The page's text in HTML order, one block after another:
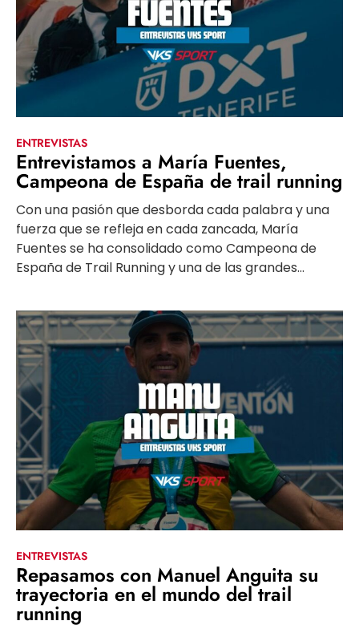
ENTREVISTAS
Entrevistamos a María Fuentes,
Campeona de España de trail running
Con una pasión que desborda cada palabra y una
fuerza que se refleja en cada zancada, María
Fuentes se ha consolidado como Campeona de
España de Trail Running y una de las grandes...
ENTREVISTAS
Repasamos con Manuel Anguita su
trayectoria en el mundo del trail
running